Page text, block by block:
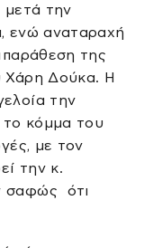
μετά την
ενώ αναταραχή
της
Χάρη Δούκα. Η
την
το κόμμα του
με τον
την κ.
σαφώς ότι